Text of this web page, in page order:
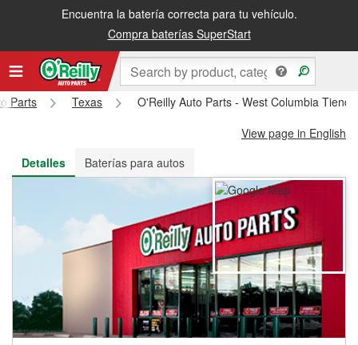
Encuentra la batería correcta para tu vehículo.
Compra baterías SuperStart
Recibe tu orden gratis al día siguiente o recógela en la tienda
Parts Texas
O'Reilly Auto Parts - West Columbia
View page in English
Detalles
Baterías para autos